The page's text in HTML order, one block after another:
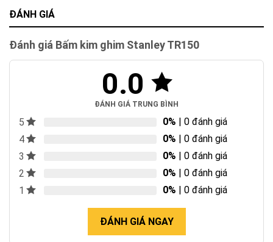
ĐÁNH GIÁ
Đánh giá Bấm kim ghim Stanley TR150
0.0
ĐÁNH GIÁ TRUNG BÌNH
5 0% | 0 đánh giá
4
0% | 0 đánh giá
3
0% | 0 đánh giá
2
0% | 0 đánh giá
1
0% | 0 đánh giá
ĐÁNH GIÁ NGAY